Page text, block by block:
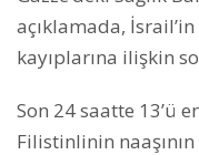
açıklamada,
kayıplarına ilişkin
Son 24 saatte 13’ü
Filistinlinin naaşının